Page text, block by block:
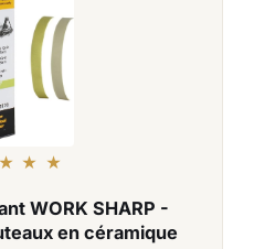
★ ★
WORK SHARP -
en céramique